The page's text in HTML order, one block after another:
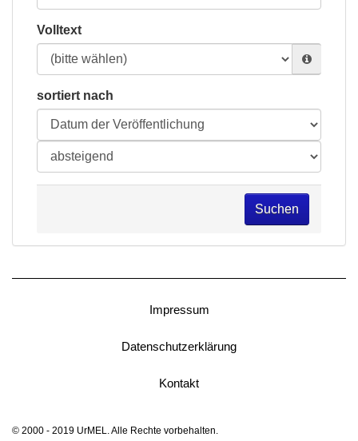
Volltext
sortiert nach
Suchen
Impressum
Datenschutzerklärung
Kontakt
© 2000 - 2019 UrMEL. Alle Rechte vorbehalten.